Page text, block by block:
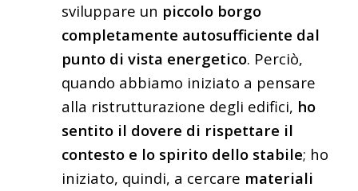
sviluppare un piccolo borgo
completamente autosufficiente dal
punto di vista energetico. Perciò,
quando abbiamo iniziato a pensare
alla ristrutturazione degli edifici, ho
sentito il dovere di rispettare il
contesto e lo spirito dello stabile; ho
iniziato, quindi, a cercare materiali